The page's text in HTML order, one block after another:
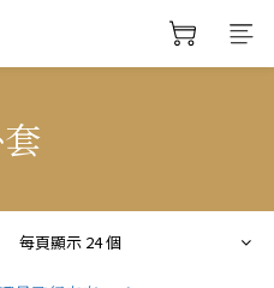
每頁顯示 24 個